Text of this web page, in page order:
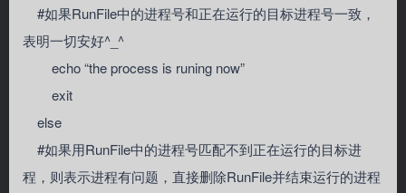
#如果RunFile中的进程号和正在运行的目标进程号一致，
表明一切安好^_^
echo “the process is runing now”
exit
else
#如果用RunFile中的进程号匹配不到正在运行的目标进
程，则表示进程有问题，直接删除RunFile并结束运行的进程